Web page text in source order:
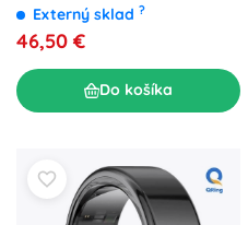
Externý sklad ?
46,50 €
Do košíka